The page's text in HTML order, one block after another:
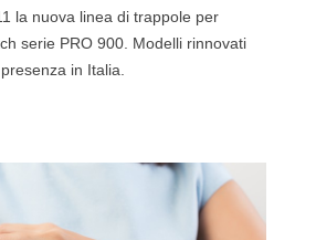
la nuova linea di trappole per
serie PRO 900. Modelli rinnovati
in Italia.